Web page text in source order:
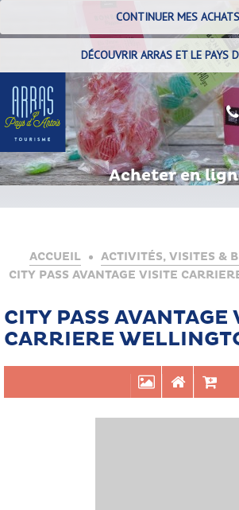
CONTINUER MES ACHATS
DÉCOUVRIR ARRAS ET LE PAYS
Acheter en
ACCUEIL
ACTIVITÉS, VISITES &
CITY PASS AVANTAGE VISITE
CITY PASS AVANTAGE
CARRIERE